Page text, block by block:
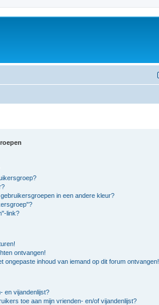
in een andere kleur?
link?
ontvangen!
ongepaste inhoud van iemand op dit forum ontvangen!
en vijandenlijst?
toe aan mijn vrienden- en/of vijandenlijst?